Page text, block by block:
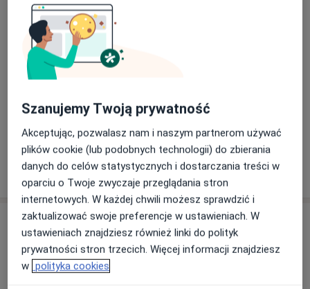
Ubytki zębów Dentofobia
Pacjenci których przyjmuję
Dorośli (Tylko pod niektórymi adresami)
Dzieci
Rodzaje konsultacji
StacjonarneZobacz lokalizacje (2)
Pokaż więcejo doświadczeniu
Usługi i ceny
Konsultacja stomatologiczna
Szczegóły
Szanujemy Twoją prywatność
Akceptując, pozwalasz nam i naszym partnerom używać
plików cookie (lub podobnych technologii) do zbierania
danych do celów statystycznych i dostarczania treści w
oparciu o Twoje zwyczaje przeglądania stron
internetowych. W każdej chwili możesz sprawdzić i
zaktualizować swoje preferencje w ustawieniach. W
ustawieniach znajdziesz również linki do polityk
prywatności stron trzecich. Więcej informacji znajdziesz
w polityka cookies